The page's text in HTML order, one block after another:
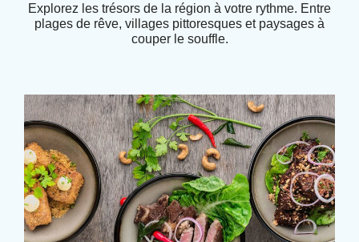
Explorez les trésors de la région à votre rythme. Entre
plages de rêve, villages pittoresques et paysages à
couper le souffle.